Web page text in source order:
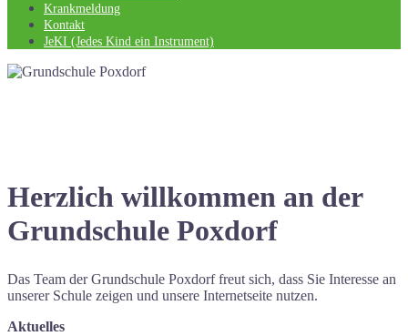
Krankmeldung
Kontakt
JeKI (Jedes Kind ein Instrument)
Herzlich willkommen an der
Grundschule Poxdorf
Das Team der Grundschule Poxdorf freut sich, dass Sie Interesse an
unserer Schule zeigen und unsere Internetseite nutzen.
Aktuelles